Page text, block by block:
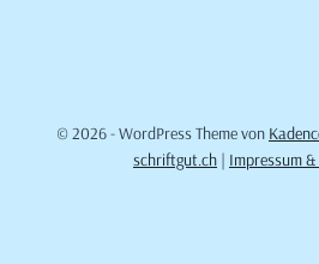
© 2026 - WordPress Theme von
schriftgut.ch | Impressum